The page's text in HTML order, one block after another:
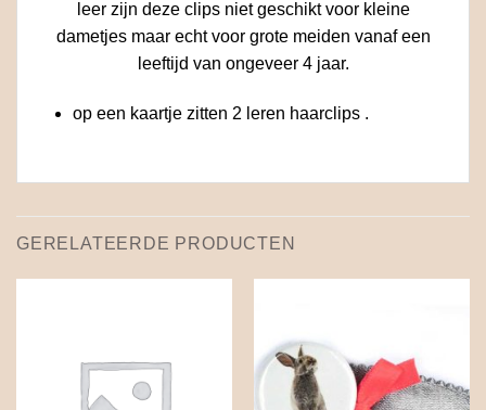
leer zijn deze clips niet geschikt voor kleine
dametjes maar echt voor grote meiden vanaf een
leeftijd van ongeveer 4 jaar.
op een kaartje zitten 2 leren haarclips .
GERELATEERDE PRODUCTEN